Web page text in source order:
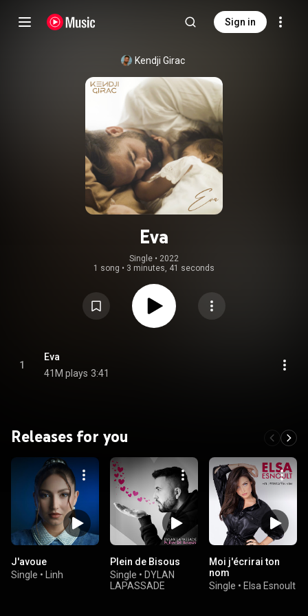
Sign in
Kendji Girac
Eva
Single • 2022
1 song • 3 minutes, 41 seconds
1
Eva
41M plays 3:41
Releases for you
J'avoue
Single • Linh
Plein de Bisous
Single • DYLAN
LAPASSADE
Moi j'écrirai ton
nom
Single • Elsa Esnoult